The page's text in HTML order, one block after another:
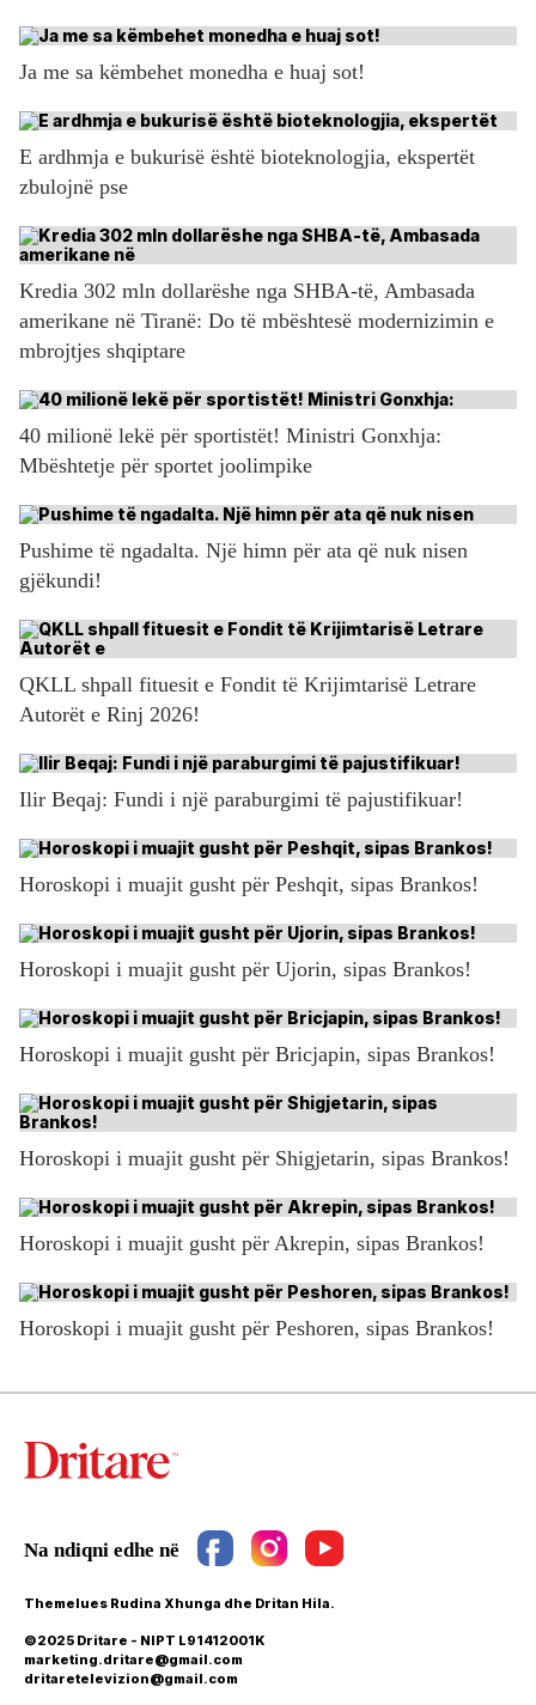
Ja me sa këmbehet monedha e huaj sot!
E ardhmja e bukurisë është bioteknologjia, ekspertët
zbulojnë pse
Kredia 302 mln dollarëshe nga SHBA-të, Ambasada
amerikane në Tiranë: Do të mbështesë modernizimin e
mbrojtjes shqiptare
40 milionë lekë për sportistët! Ministri Gonxhja:
Mbështetje për sportet joolimpike
Pushime të ngadalta. Një himn për ata që nuk nisen
gjëkundi!
QKLL shpall fituesit e Fondit të Krijimtarisë Letrare
Autorët e Rinj 2026!
Ilir Beqaj: Fundi i një paraburgimi të pajustifikuar!
Horoskopi i muajit gusht për Peshqit, sipas Brankos!
Horoskopi i muajit gusht për Ujorin, sipas Brankos!
Horoskopi i muajit gusht për Bricjapin, sipas Brankos!
Horoskopi i muajit gusht për Shigjetarin, sipas Brankos!
Horoskopi i muajit gusht për Akrepin, sipas Brankos!
Horoskopi i muajit gusht për Peshoren, sipas Brankos!
Themelues Rudina Xhunga dhe Dritan Hila.
©2025 Dritare - NIPT L91412001K
marketing.dritare@gmail.com
dritaretelevizion@gmail.com